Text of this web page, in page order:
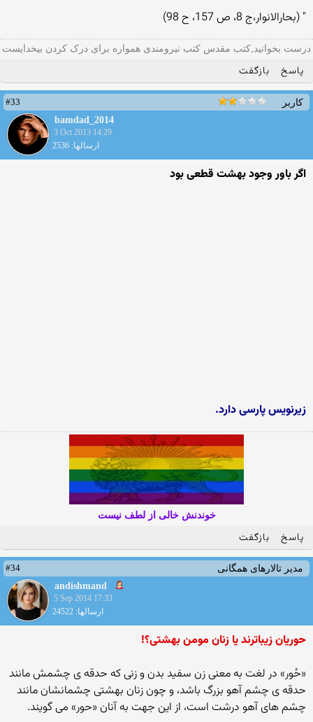
" (بحارالانوار،ج 8، ص 157، ح 98)
درست بخوانید,کتب مقدس کتب نیرومندی همواره برای درک کردن بیخدایست
پاسخ بازگفت
کاربر
#33
bamdad_2014
3 Oct 2013 14:29
ارسالها: 2536
اگر باور وجود بهشت قطعی بود
زیرنویس پارسی دارد.
خوندنش خالی از لطف نیست
پاسخ بازگفت
مدیر تالارهای همگانی
#34
andishmand
5 Sep 2014 17:33
ارسالها: 24522
حوریان زیباترند یا زنان مومن بهشتی؟!
«حُور» در لغت به معنی زن سفید بدن و زنی که حدقه ی چشمش مانند
حدقه ی چشم آهو بزرگ باشد، و چون زنان بهشتی چشمانشان مانند
چشم های آهو درشت است، از این جهت به آنان «حور» می گویند.